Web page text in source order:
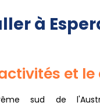
à
et
sud de